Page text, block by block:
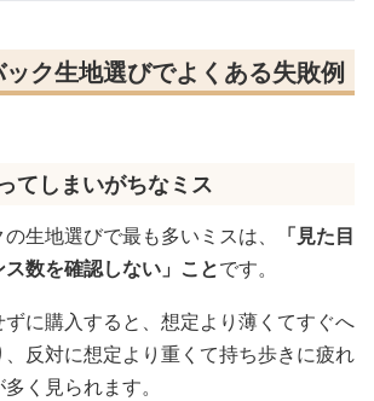
ク生地選びでよくある失敗例
てしまいがちなミス
生地選びで最も多いミスは、
「見た目
数を確認しない」ことです。
に購入すると、想定より薄くてすぐへ
反対に想定より重くて持ち歩きに疲れ
く見られます。